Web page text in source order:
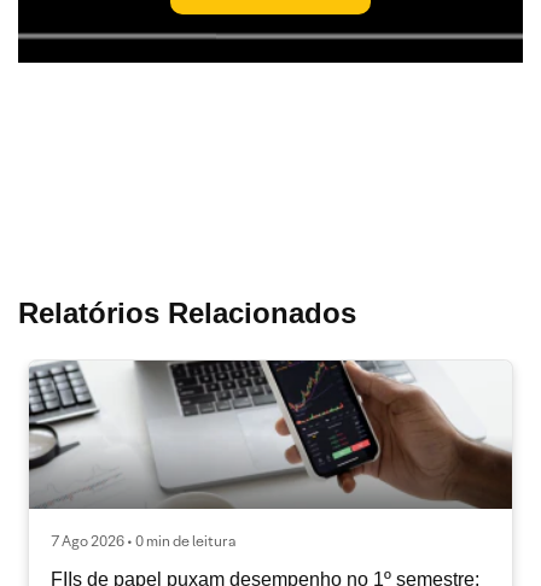
Relatórios Relacionados
7 Ago 2026 • 0 min de leitura
FIIs de papel puxam desempenho no 1º semestre;